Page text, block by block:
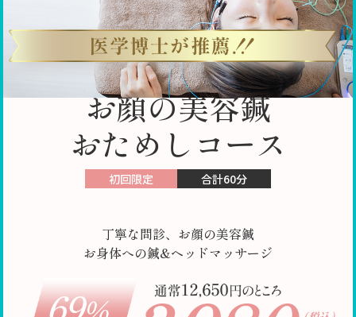
お顔の美容鍼
おためしコース
初回限定 合計60分
丁寧な問診、お顔の美容鍼
お身体への鍼&ヘッドマッサージ